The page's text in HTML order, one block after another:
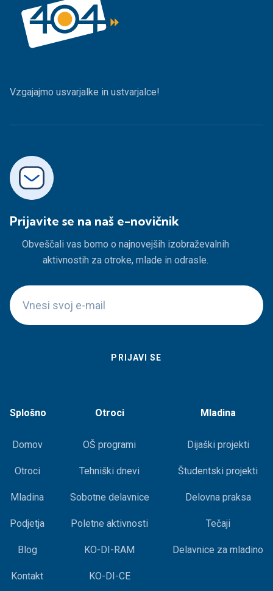
Vzgajajmo usvarjalke in ustvarjalce!
Prijavite se na naš e-novičnik
Obveščali vas bomo o najnovejših izobraževalnih
aktivnostih za otroke, mlade in odrasle.
Splošno
Domov
Otroci
Mladina
Podjetja
Blog
Kontakt
Otroci
OŠ programi
Tehniški dnevi
Sobotne delavnice
Poletne aktivnosti
KO-DI-RAM
KO-DI-CE
Mladina
Dijaški projekti
Študentski projekti
Delovna praksa
Tečaji
Delavnice za mladino